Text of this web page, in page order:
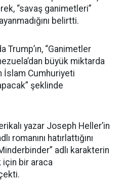
“savaş ganimetleri”
belirtti.
Trump’ın, “Ganimetler
büyük miktarda
İslam Cumhuriyeti
şeklinde
yazar Joseph Heller’in
romanını hatırlattığını
adlı karakterin
için bir araca